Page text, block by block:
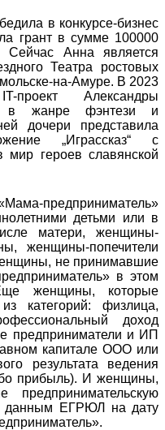
в конкурсе-бизнес
грант в сумме 100000
Сейчас Анна является
Театра ростовых
на-Амуре. В 2023
Александры
в жанре фэнтези и
дочери представила
„Играссказ“ с
мир героев славянской
предприниматель»
детьми или в
матери, женщины-
женщины-попечители
не принимавшие
в этом
женщины, которые
категорий: физлица,
доход
предприниматели и ИП
капитале ООО или
результата ведения
прибыль). И женщины,
данным ЕГРЮЛ на дату